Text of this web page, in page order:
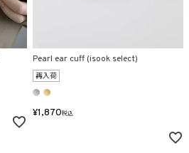
Pearl ear cuff (isook select)
再入荷
¥1,870税込